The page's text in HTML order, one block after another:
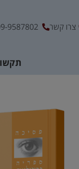
צרו קשר 9587802